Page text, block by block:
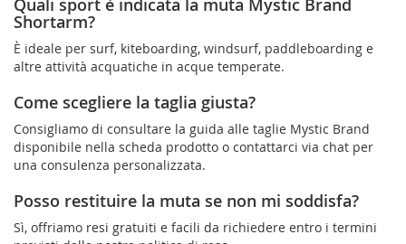
Quali sport è indicata la muta Mystic Brand
Shortarm?
È ideale per surf, kiteboarding, windsurf, paddleboarding e
altre attività acquatiche in acque temperate.
Come scegliere la taglia giusta?
Consigliamo di consultare la guida alle taglie Mystic Brand
disponibile nella scheda prodotto o contattarci via chat per
una consulenza personalizzata.
Posso restituire la muta se non mi soddisfa?
Sì, offriamo resi gratuiti e facili da richiedere entro i termini